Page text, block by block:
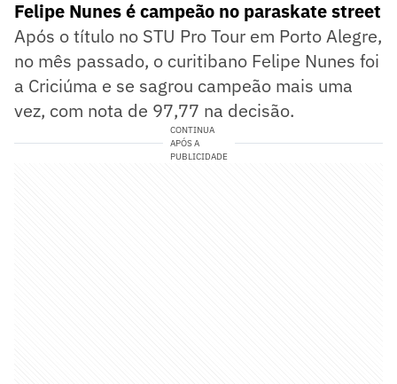
Felipe Nunes é campeão no paraskate street
Após o título no STU Pro Tour em Porto Alegre,
no mês passado, o curitibano Felipe Nunes foi
a Criciúma e se sagrou campeão mais uma
vez, com nota de 97,77 na decisão.
CONTINUA
APÓS A
PUBLICIDADE